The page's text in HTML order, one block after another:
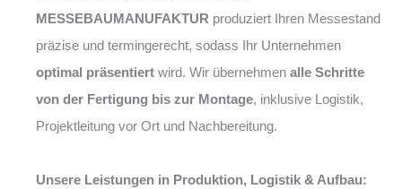
MESSEBAUMANUFAKTUR produziert Ihren Messestand
präzise und termingerecht, sodass Ihr Unternehmen
optimal präsentiert wird. Wir übernehmen alle Schritte
von der Fertigung bis zur Montage, inklusive Logistik,
Projektleitung vor Ort und Nachbereitung.
Unsere Leistungen in Produktion, Logistik & Aufbau: